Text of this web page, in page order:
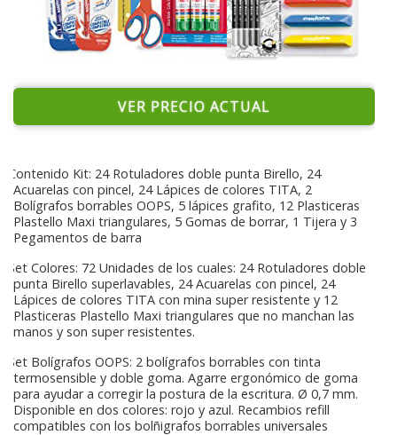
VER PRECIO ACTUAL
Contenido Kit: 24 Rotuladores doble punta Birello, 24
Acuarelas con pincel, 24 Lápices de colores TITA, 2
Bolígrafos borrables OOPS, 5 lápices grafito, 12 Plasticeras
Plastello Maxi triangulares, 5 Gomas de borrar, 1 Tijera y 3
Pegamentos de barra
Set Colores: 72 Unidades de los cuales: 24 Rotuladores doble
punta Birello superlavables, 24 Acuarelas con pincel, 24
Lápices de colores TITA con mina super resistente y 12
Plasticeras Plastello Maxi triangulares que no manchan las
manos y son super resistentes.
Set Bolígrafos OOPS: 2 bolígrafos borrables con tinta
termosensible y doble goma. Agarre ergonómico de goma
para ayudar a corregir la postura de la escritura. Ø 0,7 mm.
Disponible en dos colores: rojo y azul. Recambios refill
compatibles con los bolñigrafos borrables universales